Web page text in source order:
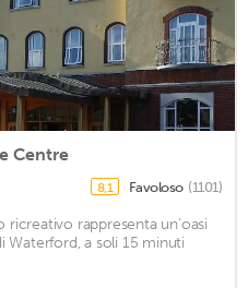
Centre
8,1 Favoloso (1101)
rappresenta un'oasi
Waterford, a soli 15 minuti